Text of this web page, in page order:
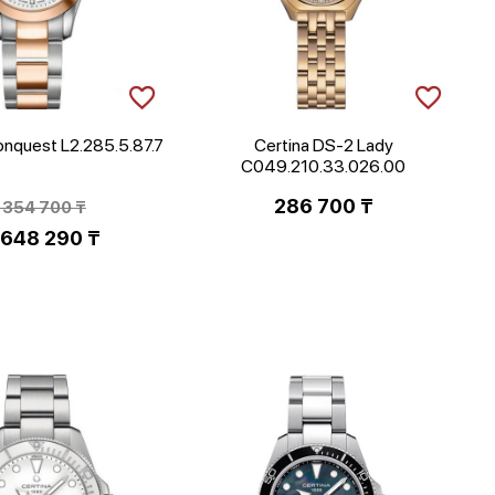
L2.285.5.87.7
354 700₸Первоначальная
цена
290 ₸
290 ₸.
Certina DS-2 Lady
C049.210.33.026.00
286 700 ₸